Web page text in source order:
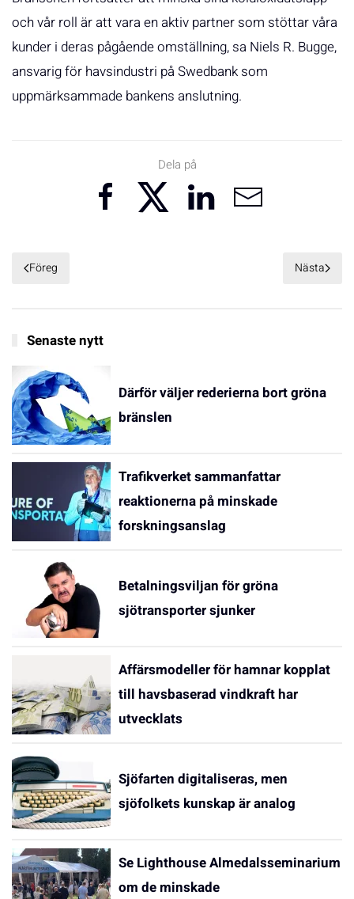
och vår roll är att vara en aktiv partner som stöttar våra
kunder i deras pågående omställning, sa Niels R. Bugge,
ansvarig för havsindustri på Swedbank som
uppmärksammade bankens anslutning.
Dela på
Föreg Nästa
Senaste nytt
Därför väljer rederierna bort gröna
bränslen
Trafikverket sammanfattar
reaktionerna på minskade
forskningsanslag
Betalningsviljan för gröna
sjötransporter sjunker
Affärsmodeller för hamnar kopplat
till havsbaserad vindkraft har
utvecklats
Sjöfarten digitaliseras, men
sjöfolkets kunskap är analog
Se Lighthouse Almedalsseminarium
om de minskade